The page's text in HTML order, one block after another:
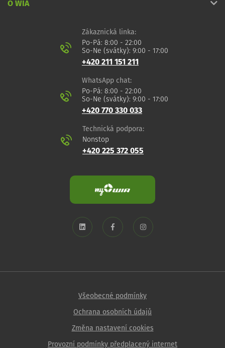
O WIA
Zákaznická linka:
Po-Pá: 8:00 - 22:00
So-Ne (svátky): 9:00 - 17:00
+420 211 151 211
WhatsApp chat:
Po-Pá: 8:00 - 22:00
So-Ne (svátky): 9:00 - 17:00
+420 770 330 033
Technická podpora:
Nonstop
+420 225 372 055
Všeobecné podmínky
Ochrana osobních údajů
Změna nastavení cookies
Provozní podmínky předplacený internet